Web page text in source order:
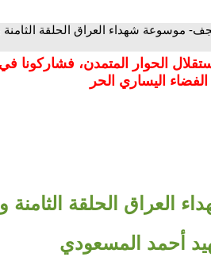
تجف- موسوعة شهداء العراق الحلقة
الحوار المتمدن، فشاركونا
اليساري الحر
العراق الحلقة
أحمد المسعودي